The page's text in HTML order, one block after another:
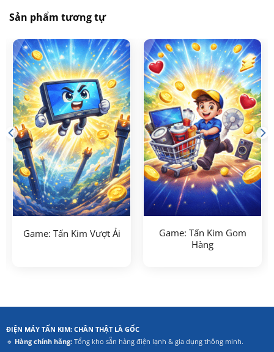
Sản phẩm tương tự
Game: Tấn Kim Vượt Ải
Game: Tấn Kim Gom
Hàng
ĐIỆN MÁY TẤN KIM: CHÂN THẬT LÀ GỐC
🔹 Hàng chính hãng:Tổng kho sẵn hàng điện lạnh & gia dụng thông minh.